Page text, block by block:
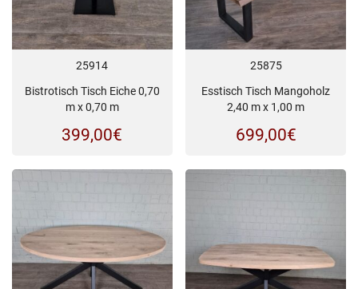
25914
Bistrotisch Tisch Eiche 0,70
m x 0,70 m
399,00€
25875
Esstisch Tisch Mangoholz
2,40 m x 1,00 m
699,00€